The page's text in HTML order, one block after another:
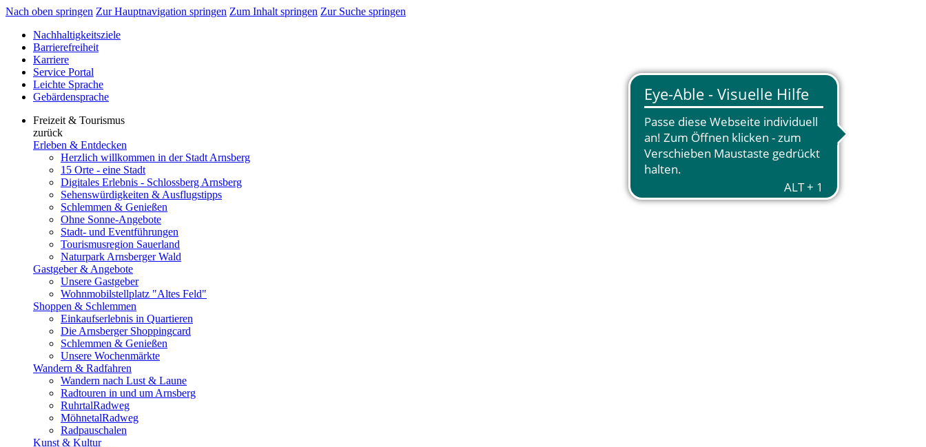
Nach oben springen Zur Hauptnavigation springen Zum Inhalt springen Zur Suche springen
Nachhaltigkeitsziele
Barrierefreiheit
Karriere
Service Portal
Leichte Sprache
Gebärdensprache
Freizeit & Tourismus
zurück
Erleben & Entdecken
Herzlich willkommen in der Stadt Arnsberg
15 Orte - eine Stadt
Digitales Erlebnis - Schlossberg Arnsberg
Sehenswürdigkeiten & Ausflugstipps
Schlemmen & Genießen
Ohne Sonne-Angebote
Stadt- und Eventführungen
Tourismusregion Sauerland
Naturpark Arnsberger Wald
Gastgeber & Angebote
Unsere Gastgeber
Wohnmobilstellplatz "Altes Feld"
Shoppen & Schlemmen
Einkaufserlebnis in Quartieren
Die Arnsberger Shoppingcard
Schlemmen & Genießen
Unsere Wochenmärkte
Wandern & Radfahren
Wandern nach Lust & Laune
Radtouren in und um Arnsberg
RuhrtalRadweg
MöhnetalRadweg
Radpauschalen
Kunst & Kultur